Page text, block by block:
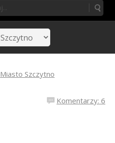
Miasto Szczytno
Komentarzy: 6